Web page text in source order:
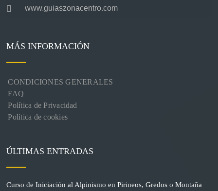
www.guiaszonacentro.com
MÁS INFORMACIÓN
CONDICIONES GENERALES
FAQ
Política de Privacidad
Política de cookies
ÚLTIMAS ENTRADAS
Curso de Iniciación al Alpinismo en Pirineos, Gredos o Montaña